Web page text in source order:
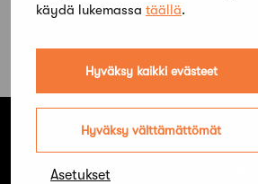
käydä lukemassa täällä.
Hyväksy kaikki evästeet
Hyväksy välttämättömät
Asetukset
Suomen Arkkitehtiliitto ry. SAFA